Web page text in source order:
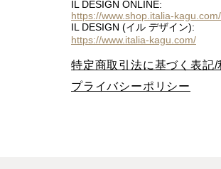
IL DESIGN ONLINE:
https://www.shop.italia-kagu.com/
IL DESIGN (イル デザイン):
https://www.italia-kagu.com/
特定商取引法に基づく表記/
プライバシーポリシー